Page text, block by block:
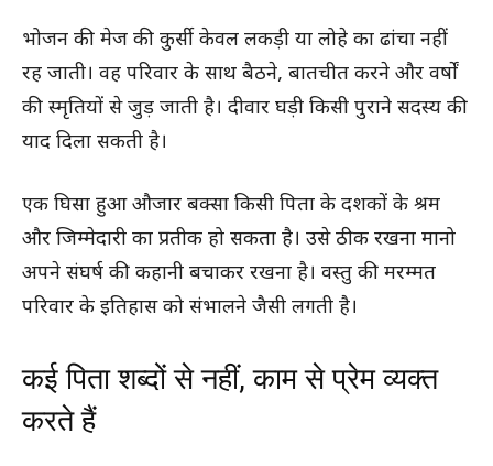
भोजन की मेज की कुर्सी केवल लकड़ी या लोहे का ढांचा नहीं
रह जाती। वह परिवार के साथ बैठने, बातचीत करने और वर्षों
की स्मृतियों से जुड़ जाती है। दीवार घड़ी किसी पुराने सदस्य की
याद दिला सकती है।
एक घिसा हुआ औजार बक्सा किसी पिता के दशकों के श्रम
और जिम्मेदारी का प्रतीक हो सकता है। उसे ठीक रखना मानो
अपने संघर्ष की कहानी बचाकर रखना है। वस्तु की मरम्मत
परिवार के इतिहास को संभालने जैसी लगती है।
कई पिता शब्दों से नहीं, काम से प्रेम व्यक्त
करते हैं